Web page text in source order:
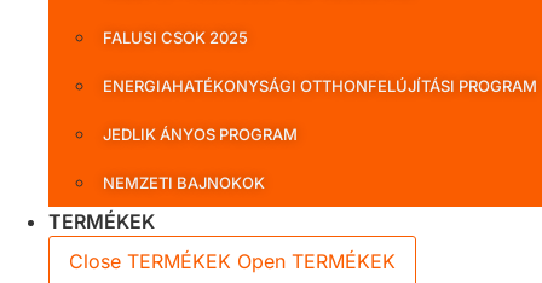
FALUSI CSOK 2025
ENERGIAHATÉKONYSÁGI OTTHONFELÚJÍTÁSI PROGRAM
JEDLIK ÁNYOS PROGRAM
NEMZETI BAJNOKOK
TERMÉKEK
Close TERMÉKEK Open TERMÉKEK